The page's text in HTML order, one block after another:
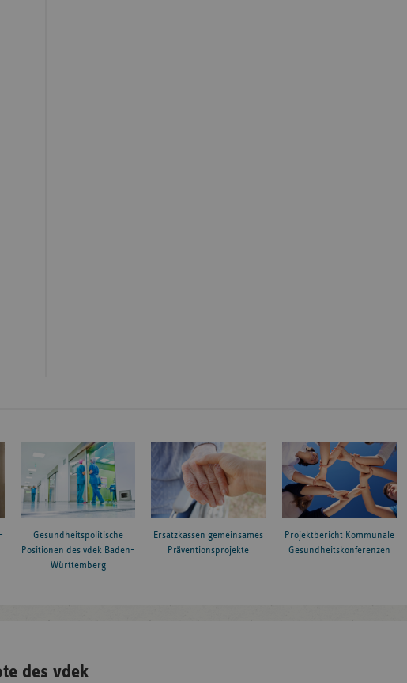
Gesundheitspolitische
Positionen des vdek Baden-
Württemberg
Ersatzkassen gemeinsames
Präventionsprojekte
Projektbericht Kommunale
Gesundheitskonferenzen
des vdek